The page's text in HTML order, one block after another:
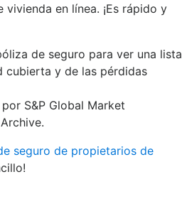
en línea. ¡Es rápido y
de seguro para ver una lista
cubierta y de las pérdidas
S&P Global Market
seguro de propietarios de